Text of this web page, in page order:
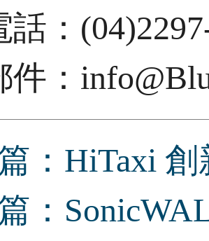
：
件：
：HiTaxi
：